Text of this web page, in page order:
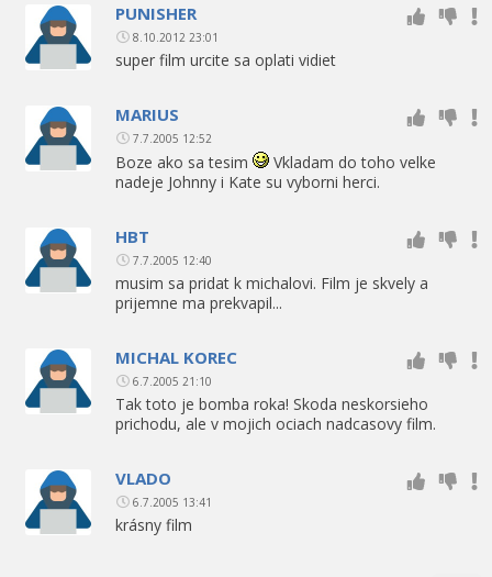
PUNISHER
8.10.2012 23:01
super film urcite sa oplati vidiet
MARIUS
7.7.2005 12:52
Boze ako sa tesim
Vkladam do toho velke
nadeje Johnny i Kate su vyborni herci.
HBT
7.7.2005 12:40
musim sa pridat k michalovi. Film je skvely a
prijemne ma prekvapil...
MICHAL KOREC
6.7.2005 21:10
Tak toto je bomba roka! Skoda neskorsieho
prichodu, ale v mojich ociach nadcasovy film.
VLADO
6.7.2005 13:41
krásny film